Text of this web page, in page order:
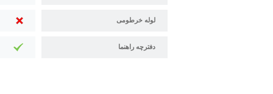
لوله خرطومی
دفترچه راهنما